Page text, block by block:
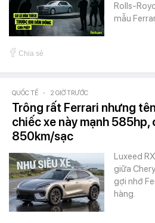
Rolls-
mẫu
Chia sẻ
QUỐC TẾ - 2 GIỜ TRƯỚC
Trông rất Ferrari nhưng
chiếc xe này mạnh 585hp,
850km/sạc
Luxeed
giữa
gợi nhớ
hàng.